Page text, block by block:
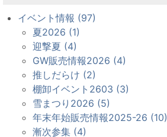
イベント情報 (97)
夏2026 (1)
迎撃夏 (4)
GW販売情報2026 (4)
推しだらけ (2)
棚卸イベント2603 (3)
雪まつり2026 (5)
年末年始販売情報2025-26 (10)
漸次参集 (4)